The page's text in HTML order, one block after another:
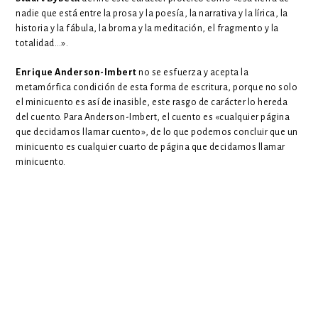
nadie que está entre la prosa y la poesía, la narrativa y la lírica, la
historia y la fábula, la broma y la meditación, el fragmento y la
totalidad…».
Enrique Anderson-Imbert no se esfuerza y acepta la
metamórfica condición de esta forma de escritura, porque no solo
el minicuento es así de inasible, este rasgo de carácter lo hereda
del cuento. Para Anderson-Imbert, el cuento es «cualquier página
que decidamos llamar cuento», de lo que podemos concluir que un
minicuento es cualquier cuarto de página que decidamos llamar
minicuento.